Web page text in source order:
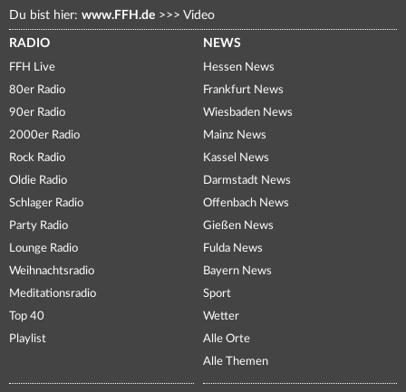
Du bist hier: www.FFH.de >>> Video
RADIO
FFH Live
80er Radio
90er Radio
2000er Radio
Rock Radio
Oldie Radio
Schlager Radio
Party Radio
Lounge Radio
Weihnachtsradio
Meditationsradio
Top 40
Playlist
NEWS
Hessen News
Frankfurt News
Wiesbaden News
Mainz News
Kassel News
Darmstadt News
Offenbach News
Gießen News
Fulda News
Bayern News
Sport
Wetter
Alle Orte
Alle Themen